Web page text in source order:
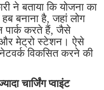
ने बताया कि योजना का
बनाना है, जहां लोग
पार्क करते हैं, जैसे
और मेट्रो स्टेशन। ऐसे
नेटवर्क विकसित करने की
चार्जिंग प्वाइंट